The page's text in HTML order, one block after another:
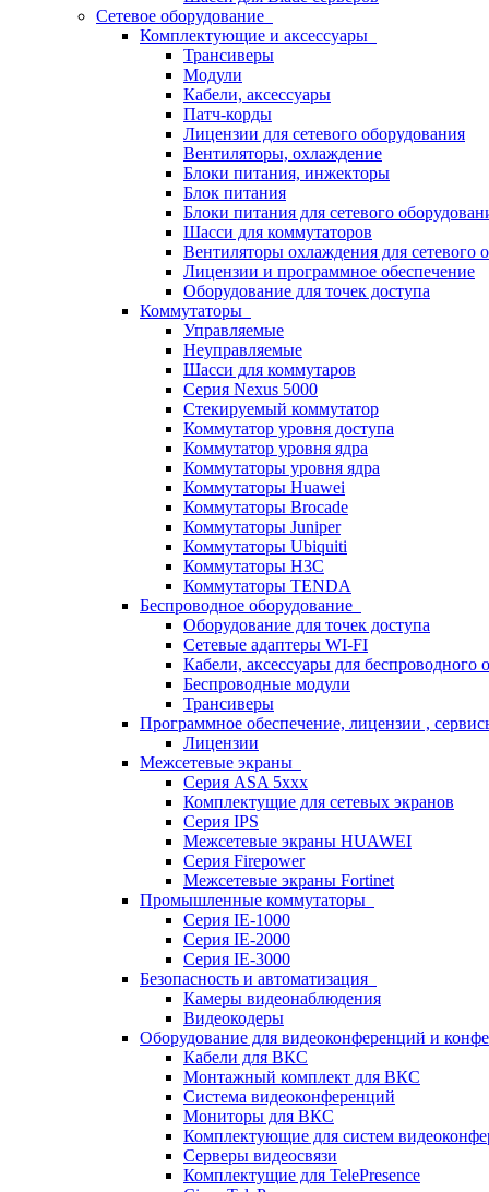
Сетевое оборудование
Комплектующие и аксессуары
Трансиверы
Модули
Кабели, аксессуары
Патч-корды
Лицензии для сетевого оборудования
Вентиляторы, охлаждение
Блоки питания, инжекторы
Блок питания
Блоки питания для сетевого
Шасси для коммутаторов
Вентиляторы охлаждения для сетевого
Лицензии и программное обеспечение
Оборудование для точек доступа
Коммутаторы
Управляемые
Неуправляемые
Шасси для коммутаров
Серия Nexus 5000
Стекируемый коммутатор
Коммутатор уровня доступа
Коммутатор уровня ядра
Коммутаторы уровня ядра
Коммутаторы Huawei
Коммутаторы Brocade
Коммутаторы Juniper
Коммутаторы Ubiquiti
Коммутаторы H3C
Коммутаторы TENDA
Беспроводное оборудование
Оборудование для точек доступа
Сетевые адаптеры WI-FI
Кабели, аксессуары для беспроводного
Беспроводные модули
Трансиверы
Программное обеспечение, лицензии ,
Лицензии
Межсетевые экраны
Серия ASA 5xxx
Комплектущие для сетевых экранов
Серия IPS
Межсетевые экраны HUAWEI
Серия Firepower
Межсетевые экраны Fortinet
Промышленные коммутаторы
Серия IE-1000
Серия IE-2000
Серия IE-3000
Безопасность и автоматизация
Камеры видеонаблюдения
Видеокодеры
Оборудование для видеоконференций и
Кабели для ВКС
Монтажный комплект для ВКС
Система видеоконференций
Мониторы для ВКС
Комплектующие для систем
Серверы видеосвязи
Комплектущие для TelePresence